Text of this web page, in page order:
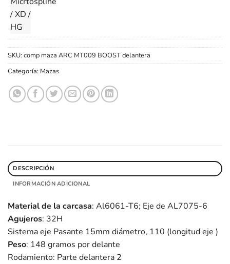
SKU: comp maza ARC MT009 BOOST delantera
Categoría: Mazas
DESCRIPCIÓN
INFORMACIÓN ADICIONAL
Material de la carcasa: Al6061-T6; Eje de AL7075-6
Agujeros: 32H
Sistema eje Pasante 15mm diámetro, 110 (longitud eje )
Peso: 148 gramos por delante
Rodamiento: Parte delantera 2